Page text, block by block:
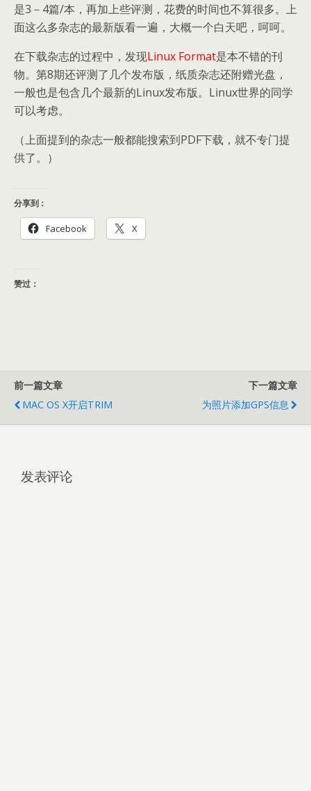
是3－4篇/本，再加上些评测，花费的时间也不算很多。上
面这么多杂志的最新版看一遍，大概一个白天吧，呵呵。
在下载杂志的过程中，发现Linux Format是本不错的刊
物。第8期还评测了几个发布版，纸质杂志还附赠光盘，
一般也是包含几个最新的Linux发布版。Linux世界的同学
可以考虑。
（上面提到的杂志一般都能搜索到PDF下载，就不专门提
供了。）
分享到：
Facebook X
赞过：
前一篇文章
MAC OS X开启TRIM
下一篇文章
为照片添加GPS信息
发表评论